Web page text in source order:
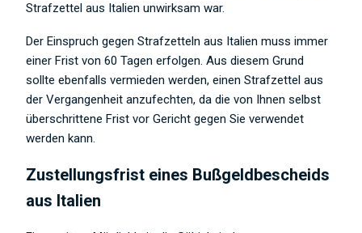
Strafzettel aus Italien unwirksam war.
Der Einspruch gegen Strafzetteln aus Italien muss immer
einer Frist von 60 Tagen erfolgen. Aus diesem Grund
sollte ebenfalls vermieden werden, einen Strafzettel aus
der Vergangenheit anzufechten, da die von Ihnen selbst
überschrittene Frist vor Gericht gegen Sie verwendet
werden kann.
Zustellungsfrist eines Bußgeldbescheids
aus Italien